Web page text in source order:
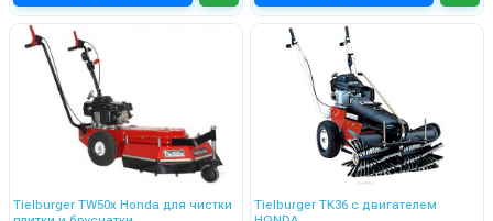
Tielburger TW50x Honda для чистки
Tielburger TK36 с двигателем